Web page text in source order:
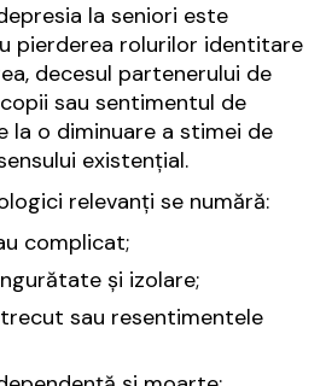
la seniori este
pierderea rolurilor identitare
decesul partenerului de
sau sentimentul de
o diminuare a stimei de
existențial.
relevanți se numără:
complicat;
și izolare;
sau resentimentele